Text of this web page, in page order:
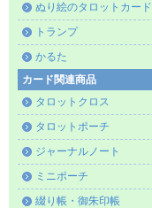
ぬり絵のタロットカード
トランプ
かるた
カード関連商品
タロットクロス
タロットポーチ
ジャーナルノート
ミニポーチ
綴り帳・御朱印帳